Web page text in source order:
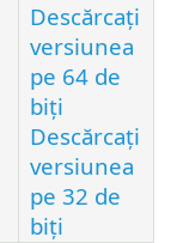
Descărcați
versiunea
pe 64 de
biți
Descărcați
versiunea
pe 32 de
biți